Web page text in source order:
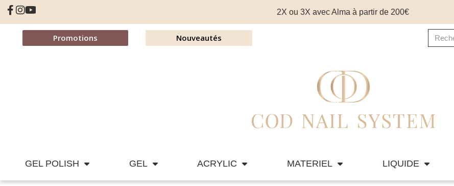
2X ou 3X avec Alma à partir de 200€
Promotions Nouveautés
GEL POLISH GEL ACRYLIC MATERIEL LIQUIDE